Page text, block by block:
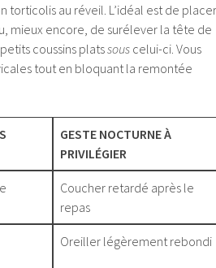
torticolis au réveil. L’idéal est de placer
mieux encore, de surélever la tête de
coussins platssous celui-ci. Vous
tout en bloquant la remontée
GESTE NOCTURNE À
PRIVILÉGIER
Coucher retardé après le
repas
Oreiller légèrement rebondi